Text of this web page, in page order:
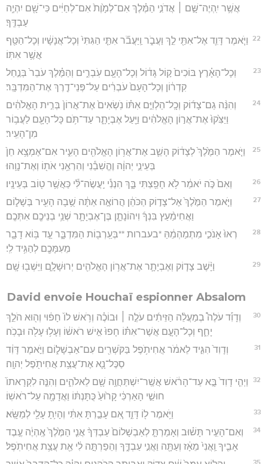
אֲשֶׁ֥ר יִֽהְיֶה־שָּׁ֣ם ׀ אֲדֹנִ֣י הַמֶּ֗לֶךְ אִם־לְמָ֙וֶת֙ אִם־לְחַיִּ֔ים כִּי־שָׁ֖ם יִהְיֶ֥ה
עַבְדֶּֽךָ׃
22
וַיֹּ֧אמֶר דָּוִ֛ד אֶל־אִתַּ֖י לֵ֣ךְ וַעֲבֹ֑ר וַֽיַּעֲבֹ֞ר אִתַּ֤י הַגִּתִּי֙ וְכָל־אֲנָשָׁ֔יו וְכָל־הַטַּ֖ף
אֲשֶׁ֥ר אִתּֽוֹ׃
23
וְכָל־הָאָ֗רֶץ בּוֹכִים֙ ק֣וֹל גָּד֔וֹל וְכָל־הָעָ֖ם עֹֽבְרִ֑ים וְהַמֶּ֗לֶךְ עֹבֵר֙ בְּנַ֣חַל
קִדְר֔וֹן וְכָל־הָעָם֙ עֹבְרִ֔ים עַל־פְּנֵי־דֶ֖רֶךְ אֶת־הַמִּדְבָּֽר׃
24
וְהִנֵּ֨ה גַם־צָד֜וֹק וְכָֽל־הַלְוִיִּ֣ם אִתּ֗וֹ נֹֽשְׂאִים֙ אֶת־אֲרוֹן֙ בְּרִ֣ית הָאֱלֹהִ֔ים
וַיַּצִּ֙קוּ֙ אֶת־אֲר֣וֹן הָאֱלֹהִ֔ים וַיַּ֖עַל אֶבְיָתָ֑ר עַד־תֹּ֥ם כָּל־הָעָ֖ם לַעֲב֥וֹר
מִן־הָעִֽיר׃
25
וַיֹּ֤אמֶר הַמֶּ֙לֶךְ֙ לְצָד֔וֹק הָשֵׁ֛ב אֶת־אֲר֥וֹן הָאֱלֹהִ֖ים הָעִ֑יר אִם־אֶמְצָ֥א חֵן֙
בְּעֵינֵ֣י יְהוָ֔ה וֶהֱשִׁבַ֕נִי וְהִרְאַ֥נִי אֹת֖וֹ וְאֶת־נָוֵֽהוּ׃
26 וְאִם֙ כֹּ֣ה יֹאמַ֔ר לֹ֥א חָפַ֖צְתִּי בָּ֑ךְ הִנְנִ֕י יַֽעֲשֶׂה־לִּ֕י כַּאֲשֶׁ֥ר ט֖וֹב בְּעֵינָֽיו׃
27
וַיֹּ֤אמֶר הַמֶּ֙לֶךְ֙ אֶל־צָד֣וֹק הַכֹּהֵ֔ן הֲרוֹאֶ֣ה אַתָּ֔ה שֻׁ֥בָה הָעִ֖יר בְּשָׁל֑וֹם
וַאֲחִימַ֨עַץ בִּנְךָ֜ וִיהוֹנָתָ֧ן בֶּן־אֶבְיָתָ֛ר שְׁנֵ֥י בְנֵיכֶ֖ם אִתְּכֶֽם׃
28
רְאוּ֙ אָנֹכִ֣י מִתְמַהְמֵ֔הַּ *בעברות **בְּעַֽרְב֖וֹת הַמִּדְבָּ֑ר עַ֣ד בּ֥וֹא דָבָ֛ר
מֵעִמָּכֶ֖ם לְהַגִּ֥יד לִֽי׃
29 וַיָּ֨שֶׁב צָד֧וֹק וְאֶבְיָתָ֛ר אֶת־אֲר֥וֹן הָאֱלֹהִ֖ים יְרוּשָׁלִָ֑ם וַיֵּשְׁב֖וּ שָֽׁם׃
David envoie Houchaï espionner Absalom
30
וְדָוִ֡ד עֹלֶה֩ בְמַעֲלֵ֨ה הַזֵּיתִ֜ים עֹלֶ֣ה ׀ וּבוֹכֶ֗ה וְרֹ֥אשׁ לוֹ֙ חָפ֔וּי וְה֖וּא הֹלֵ֣ךְ
יָחֵ֑ף וְכָל־הָעָ֣ם אֲשֶׁר־אִתּ֗וֹ חָפוּ֙ אִ֣ישׁ רֹאשׁ֔וֹ וְעָל֥וּ עָלֹ֖ה וּבָכֹֽה׃
31
וְדָוִד֙ הִגִּ֣יד לֵאמֹ֔ר אֲחִיתֹ֥פֶל בַּקֹּשְׁרִ֖ים עִם־אַבְשָׁל֑וֹם וַיֹּ֣אמֶר דָּוִ֔ד
סַכֶּל־נָ֛א אֶת־עֲצַ֥ת אֲחִיתֹ֖פֶל יְהוָֽה׃
32
וַיְהִ֤י דָוִד֙ בָּ֣א עַד־הָרֹ֔אשׁ אֲשֶֽׁר־יִשְׁתַּחֲוֶ֥ה שָׁ֖ם לֵאלֹהִ֑ים וְהִנֵּ֤ה לִקְרָאתוֹ֙
חוּשַׁ֣י הָאַרְכִּ֔י קָר֙וּעַ֙ כֻּתָּנְתּ֔וֹ וַאֲדָמָ֖ה עַל־רֹאשֽׁוֹ׃
33 וַיֹּ֥אמֶר ל֖וֹ דָּוִ֑ד אִ֚ם עָבַ֣רְתָּ אִתִּ֔י וְהָיִ֥תָ עָלַ֖י לְמַשָּֽׂא׃
34
וְאִם־הָעִ֣יר תָּשׁ֗וּב וְאָמַרְתָּ֤ לְאַבְשָׁלוֹם֙ עַבְדְּךָ֨ אֲנִ֤י הַמֶּ֙לֶךְ֙ אֶֽהְיֶ֔ה עֶ֣בֶד
אָבִ֤יךָ וַֽאֲנִי֙ מֵאָ֔ז וְעַתָּ֖ה וַאֲנִ֣י עַבְדֶּ֑ךָ וְהֵפַרְתָּ֣ה לִ֔י אֵ֖ת עֲצַ֥ת אֲחִיתֹֽפֶל׃
35